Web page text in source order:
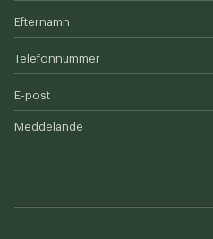
Efternamn
Telefonnummer
E-post
Meddelande